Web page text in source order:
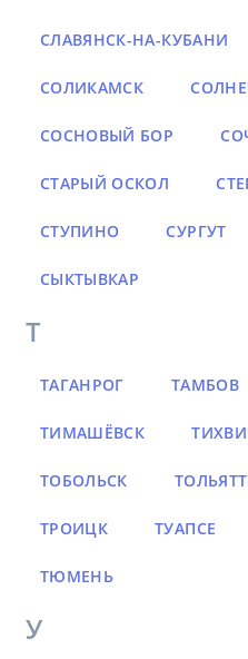
СЛАВЯНСК-НА-КУБАНИ
СОЛИКАМСК
СОСНОВЫЙ БОР
СТАРЫЙ ОСКОЛ
СТУПИНО СУРГУТ
СЫКТЫВКАР
Т
ТАГАНРОГ ТАМБОВ
ТИМАШЁВСК
ТОБОЛЬСК
ТРОИЦК ТУАПСЕ
ТЮМЕНЬ
У